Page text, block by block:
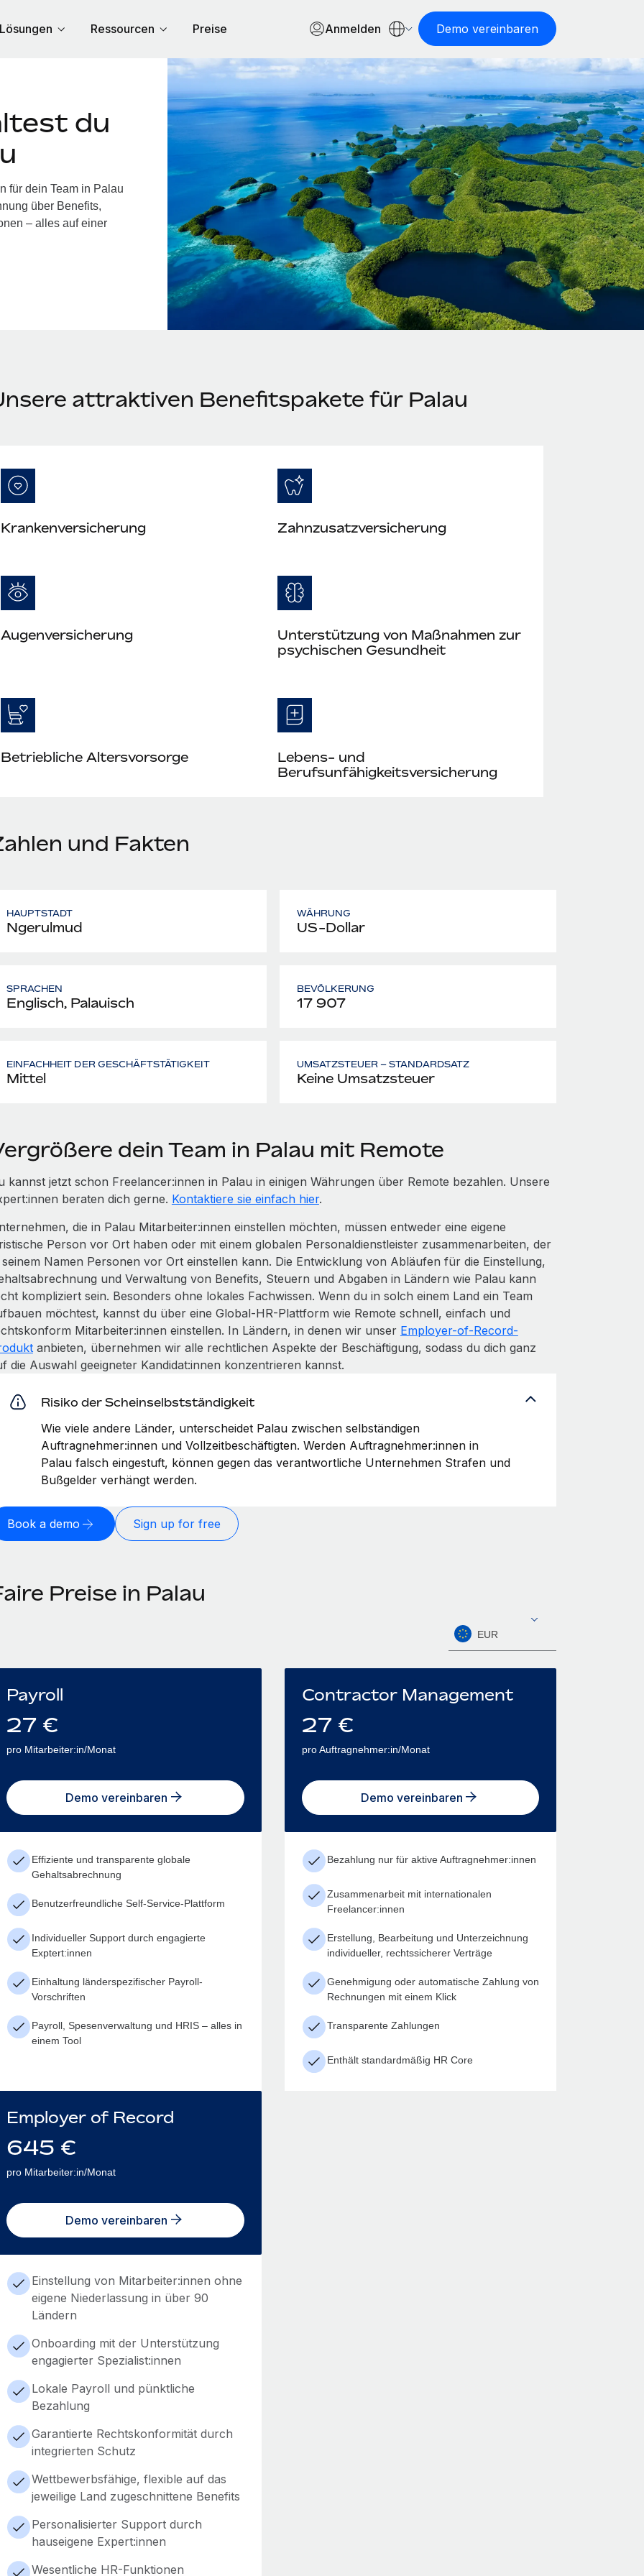
Lösungen Ressourcen Preise Anmelden Demo vereinbaren
du
für dein Team in Palau
über Benefits,
– alles auf einer
attraktiven Benefitspakete für Palau
Krankenversicherung Zahnzusatzversicherung
Augenversicherung
Unterstützung von Maßnahmen zur
psychischen Gesundheit
Betriebliche Altersvorsorge
Lebens- und
Berufsunfähigkeitsversicherung
und Fakten
HAUPTSTADT
Ngerulmud
WÄHRUNG
US-Dollar
SPRACHEN
Englisch, Palauisch
BEVÖLKERUNG
17 907
EINFACHHEIT DER GESCHÄFTSTÄTIGKEIT
Mittel
UMSATZSTEUER – STANDARDSATZ
Keine Umsatzsteuer
dein Team in Palau mit Remote
kannst jetzt schon Freelancer:innen in Palau in einigen Währungen über Remote bezahlen. Unsere
beraten dich gerne. Kontaktiere sie einfach hier.
die in Palau Mitarbeiter:innen einstellen möchten, müssen entweder eine eigene
Person vor Ort haben oder mit einem globalen Personaldienstleister zusammenarbeiten, der
Namen Personen vor Ort einstellen kann. Die Entwicklung von Abläufen für die Einstellung,
und Verwaltung von Benefits, Steuern und Abgaben in Ländern wie Palau kann
kompliziert sein. Besonders ohne lokales Fachwissen. Wenn du in solch einem Land ein Team
möchtest, kannst du über eine Global-HR-Plattform wie Remote schnell, einfach und
Mitarbeiter:innen einstellen. In Ländern, in denen wir unser Employer-of-Record-
anbieten, übernehmen wir alle rechtlichen Aspekte der Beschäftigung, sodass du dich ganz
die Auswahl geeigneter Kandidat:innen konzentrieren kannst.
Risiko der Scheinselbstständigkeit
Wie viele andere Länder, unterscheidet Palau zwischen selbständigen
Auftragnehmer:innen und Vollzeitbeschäftigten. Werden Auftragnehmer:innen in
Palau falsch eingestuft, können gegen das verantwortliche Unternehmen Strafen und
Bußgelder verhängt werden.
Book a demo Sign up for free
Preise in Palau
EUR
Payroll
27 €
pro Mitarbeiter:in/Monat
Demo vereinbaren
Effiziente und transparente globale
Gehaltsabrechnung
Benutzerfreundliche Self-Service-Plattform
Individueller Support durch engagierte
Exptert:innen
Einhaltung länderspezifischer Payroll-
Vorschriften
Payroll, Spesenverwaltung und HRIS – alles in
einem Tool
Contractor Management
27 €
pro Auftragnehmer:in/Monat
Demo vereinbaren
Bezahlung nur für aktive Auftragnehmer:innen
Zusammenarbeit mit internationalen
Freelancer:innen
Erstellung, Bearbeitung und Unterzeichnung
individueller, rechtssicherer Verträge
Genehmigung oder automatische Zahlung von
Rechnungen mit einem Klick
Transparente Zahlungen
Enthält standardmäßig HR Core
Employer of Record
645 €
pro Mitarbeiter:in/Monat
Demo vereinbaren
Einstellung von Mitarbeiter:innen ohne
eigene Niederlassung in über 90
Ländern
Onboarding mit der Unterstützung
engagierter Spezialist:innen
Lokale Payroll und pünktliche
Bezahlung
Garantierte Rechtskonformität durch
integrierten Schutz
Wettbewerbsfähige, flexible auf das
jeweilige Land zugeschnittene Benefits
Personalisierter Support durch
hauseigene Expert:innen
Wesentliche HR-Funktionen